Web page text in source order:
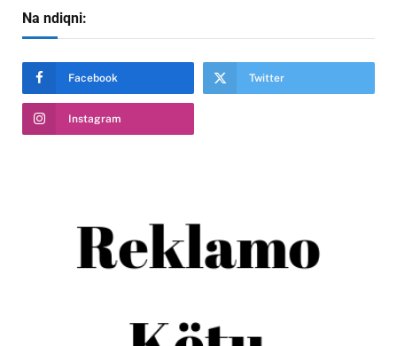
Na ndiqni:
Facebook Twitter
Instagram